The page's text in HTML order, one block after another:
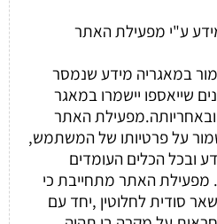
במאגריה מידע שנמסר
שייאספו יישמרו במאגר
האתר
על פרטיותו של המשתמש,
ובכל הכלים העומדים
מפעילת האתר מתחייבת כי
סודית לחלוטין ,יחד עם